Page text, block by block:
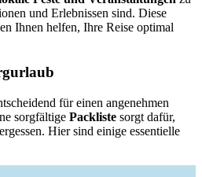
und Erlebnissen sind. Diese
Ihnen helfen, Ihre Reise optimal
für einen angenehmen
sorgfältige Packliste sorgt dafür,
Hier sind einige essentielle